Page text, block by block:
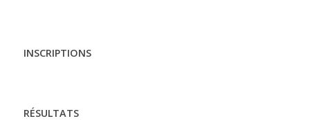
INSCRIPTIONS
RÉSULTATS